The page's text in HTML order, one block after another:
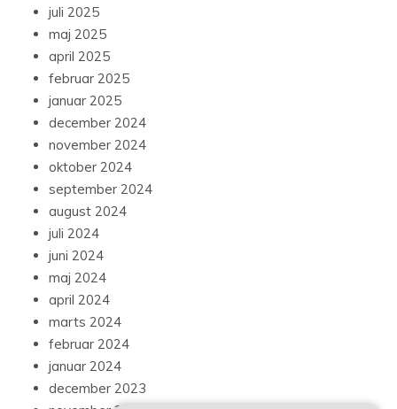
juli 2025
maj 2025
april 2025
februar 2025
januar 2025
december 2024
november 2024
oktober 2024
september 2024
august 2024
juli 2024
juni 2024
maj 2024
april 2024
marts 2024
februar 2024
januar 2024
december 2023